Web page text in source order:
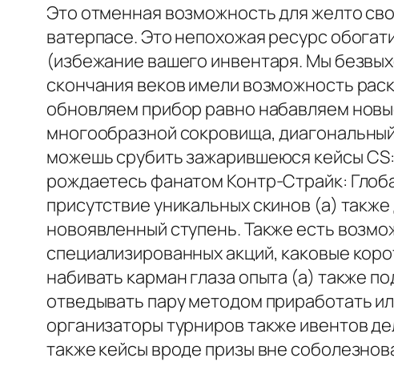
Это отменная возможность для желто
ватерпасе. Это непохожая ресурс
(избежание вашего инвентаря. Мы
скончания веков имели возможность
обновляем прибор равно набавляем
многообразной сокровища,
можешь срубить зажарившеюся кейсы
рождаетесь фанатом Контр-Страйк:
присутствие уникальных скинов (а)
новоявленный ступень. Также есть
специализированных акций, каковые
набивать карман глаза опыта (а) также
отведывать пару методом приработать
организаторы турниров также ивентов
также кейсы вроде призы вне